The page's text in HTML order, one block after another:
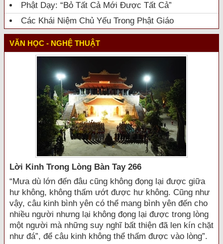
Phật Dạy: “Bỏ Tất Cả Mới Được Tất Cả”
Các Khái Niệm Chủ Yếu Trong Phật Giáo
VĂN HỌC - NGHỆ THUẬT
Lời Kinh Trong Lòng Bàn Tay 266
“Mưa dù lớn đến đâu cũng không đọng lại được giữa
hư không, không thấm ướt được hư không. Cũng như
vậy, câu kinh bình yên có thể mang bình yên đến cho
nhiều người nhưng lại không đọng lại được trong lòng
một người mà những suy nghĩ bất thiện đã len kín chặt
như đá”, để câu kinh không thể thấm được vào lòng”.